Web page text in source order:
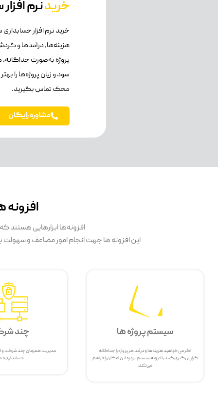
خریدنرم
خرید نرم افزار
هزینه‌ها، درآمدها و
پروژه به‌صورت جداگانه،
سود و زیان پروژه‌ها را
محک تماس بگیرید.
مشاوره رایگان
افزونه‌ها ابزارهایی هستند
این افزونه ها جهت انجام امور مضاعف و سهولت
سیستم پروژه ها
اگر می‌خواهید هزینه‌ها و درآمد هر پروژه را جداگانه
گزارش‌گیری کنید، افزونه سیستم پروژه این امکان را فراهم
می‌کند.
چند
مدیریت همزمان چند شرکت و
حسابداری